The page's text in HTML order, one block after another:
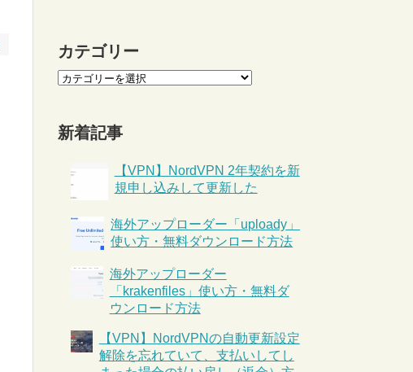
カテゴリー
新着記事
【VPN】NordVPN 2年契約を新
規申し込みして更新した
海外アップローダー「uploady」
使い方・無料ダウンロード方法
海外アップローダー
「krakenfiles」使い方・無料ダ
ウンロード方法
【VPN】NordVPNの自動更新設定
解除を忘れていて、支払いしてし